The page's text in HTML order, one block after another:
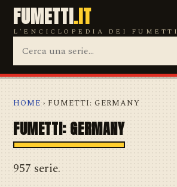
FUMETTI.IT
L'ENCICLOPEDIA DEI FUMETTI
HOME › FUMETTI: GERMANY
FUMETTI: GERMANY
957 serie.